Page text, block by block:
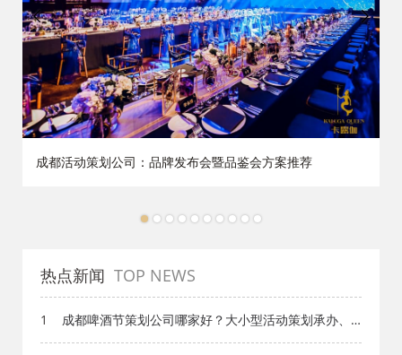
成都活动策划公司：品牌发布会暨品鉴会方案推荐
5 6 7 8 9 10
热点新闻 TOP NEWS
1
成都啤酒节策划公司哪家好？大小型活动策划承办、